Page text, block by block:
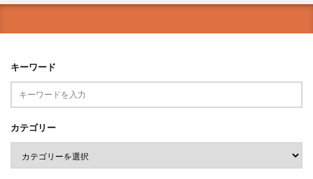
キーワード
カテゴリー